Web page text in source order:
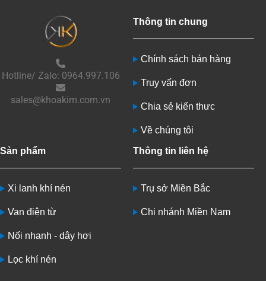
Hotline/ Zalo: 0964.997.106
sales@khoakim.com.vn
Thông tin chung
Chính sách bán hàng
Truy vấn đơn
Chia sẻ kiến thưc
Về chúng tôi
Sản phẩm
Xi lanh khí nén
Van điện từ
Nối nhanh - dây hơi
Lọc khí nén
Thông tin liên hệ
Trụ sở Miền Bắc
Chi nhánh Miền Nam